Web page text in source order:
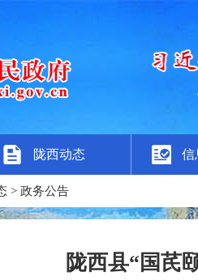
陇西动态 信
> 政务公告
陇西县“国芪